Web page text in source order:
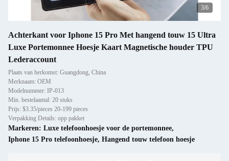
4/6
Achterkant voor Iphone 15 Pro Met hangend touw 15 Ultra
Luxe Portemonnee Hoesje Kaart Magnetische houder TPU
Lederaccount
Plaats van herkomst: Guangdong, China
Merknaam: OEM
Modelnummer: IP-013
Min. bestelaantal: 20 stuks
Prijs: $3.35/pieces 20-199 pieces
Verpakking Details: opp pakket
Markeren: Luxe telefoonhoesje voor de portemonnee,
Iphone 15 Pro telefoonhoesje, Hangend touw telefoon hoesje